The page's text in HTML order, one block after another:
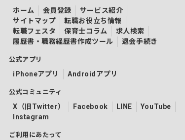
ホーム 会員登録
サービス紹介
サイトマップ
転職お役立ち情報
転職フェスタ
保育士コラム
求人検索
履歴書・職務経歴書作成ツール
退会手続き
公式アプリ
iPhoneアプリ Androidアプリ
公式コミュニティ
X（旧Twitter） Facebook LINE
YouTube
Instagram
ご利用にあたって